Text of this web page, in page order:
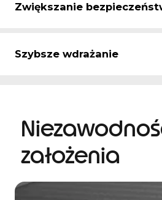
Zwiększanie
Szybsze wdrażanie
założenia